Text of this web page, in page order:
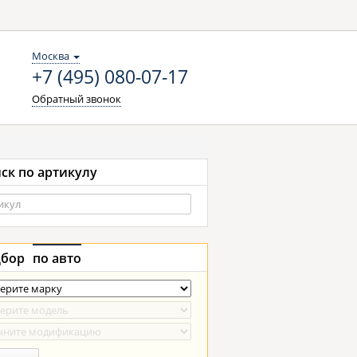
Москва
+7 (495) 080-07-17
Обратный звонок
по артикулу
по авто